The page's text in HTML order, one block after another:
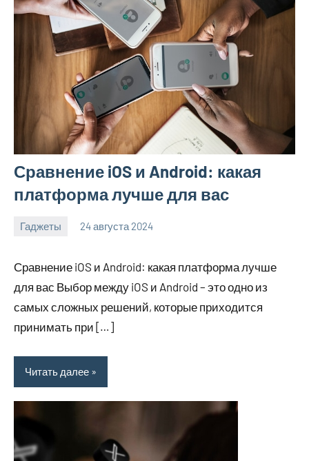
Сравнение iOS и Android: какая
платформа лучше для вас
Гаджеты 24 августа 2024
motorhog_ru
Нет
Сравнение iOS и Android: какая платформа лучше
для вас Выбор между iOS и Android – это одно из
самых сложных решений, которые приходится
принимать при […]
Читать далее